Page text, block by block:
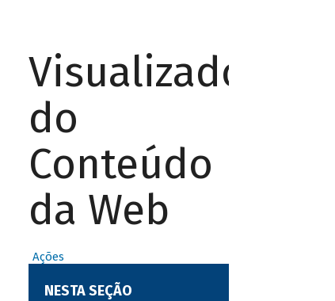
Visualizador
do
Conteúdo
da Web
Ações
NESTA SEÇÃO